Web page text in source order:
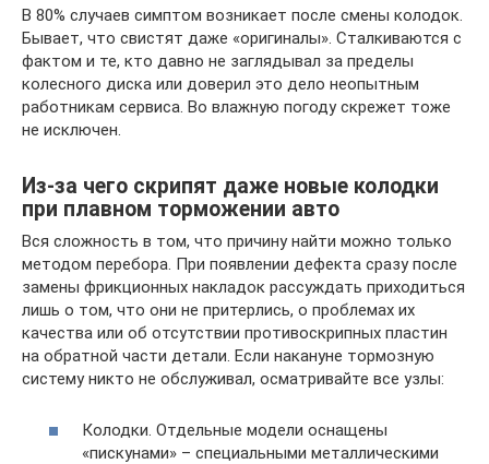
В 80% случаев симптом возникает после смены колодок.
Бывает, что свистят даже «оригиналы». Сталкиваются с
фактом и те, кто давно не заглядывал за пределы
колесного диска или доверил это дело неопытным
работникам сервиса. Во влажную погоду скрежет тоже
не исключен.
Из-за чего скрипят даже новые колодки
при плавном торможении авто
Вся сложность в том, что причину найти можно только
методом перебора. При появлении дефекта сразу после
замены фрикционных накладок рассуждать приходиться
лишь о том, что они не притерлись, о проблемах их
качества или об отсутствии противоскрипных пластин
на обратной части детали. Если накануне тормозную
систему никто не обслуживал, осматривайте все узлы:
Колодки. Отдельные модели оснащены
«пискунами» – специальными металлическими